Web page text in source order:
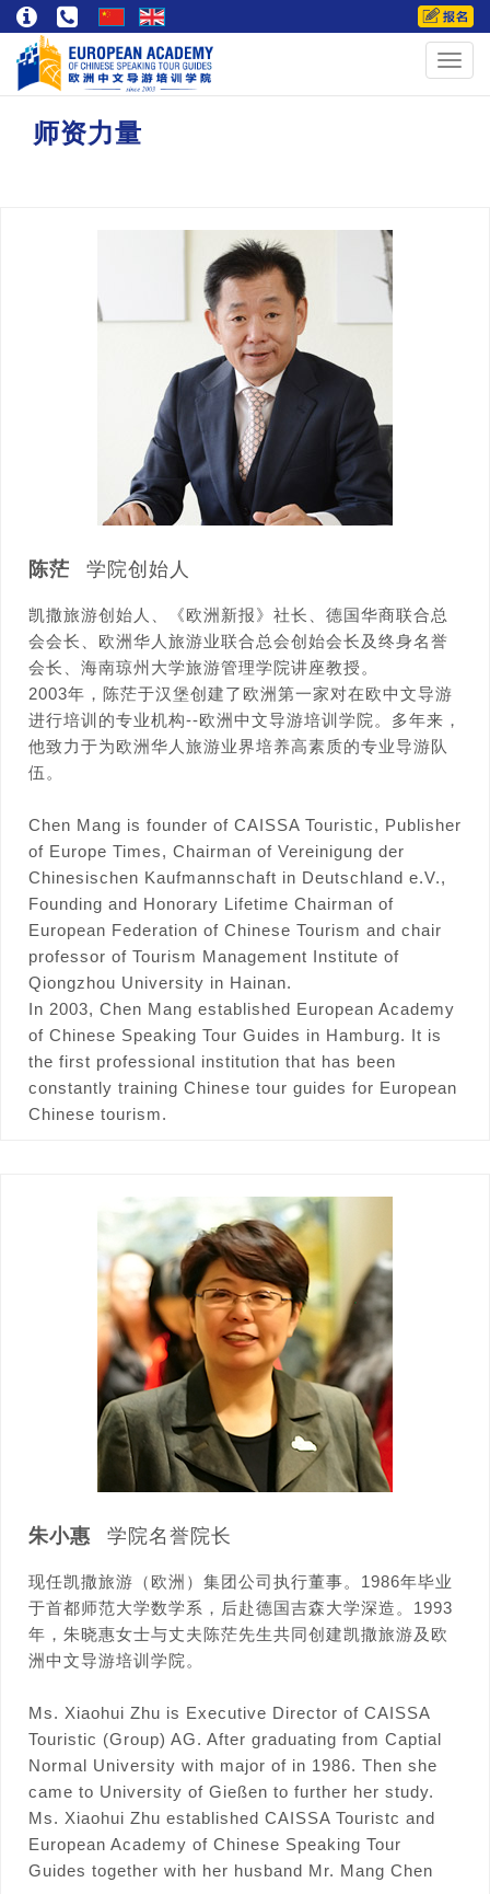
师资力量
陈茫 学院创始人
凯撒旅游创始人、《欧洲新报》社长、德国华商联合总
会会长、欧洲华人旅游业联合总会创始会长及终身名誉
会长、海南琼州大学旅游管理学院讲座教授。
2003年，陈茫于汉堡创建了欧洲第一家对在欧中文导游
进行培训的专业机构--欧洲中文导游培训学院。多年来，
他致力于为欧洲华人旅游业界培养高素质的专业导游队
伍。
Chen Mang is founder of CAISSA Touristic, Publisher
of Europe Times, Chairman of Vereinigung der
Chinesischen Kaufmannschaft in Deutschland e.V.,
Founding and Honorary Lifetime Chairman of
European Federation of Chinese Tourism and chair
professor of Tourism Management Institute of
Qiongzhou University in Hainan.
In 2003, Chen Mang established European Academy
of Chinese Speaking Tour Guides in Hamburg. It is
the first professional institution that has been
constantly training Chinese tour guides for European
Chinese tourism.
朱小惠 学院名誉院长
现任凯撒旅游（欧洲）集团公司执行董事。1986年毕业
于首都师范大学数学系，后赴德国吉森大学深造。1993
年，朱晓惠女士与丈夫陈茫先生共同创建凯撒旅游及欧
洲中文导游培训学院。
Ms. Xiaohui Zhu is Executive Director of CAISSA
Touristic (Group) AG. After graduating from Captial
Normal University with major of in 1986. Then she
came to University of Gießen to further her study.
Ms. Xiaohui Zhu established CAISSA Touristc and
European Academy of Chinese Speaking Tour
Guides together with her husband Mr. Mang Chen